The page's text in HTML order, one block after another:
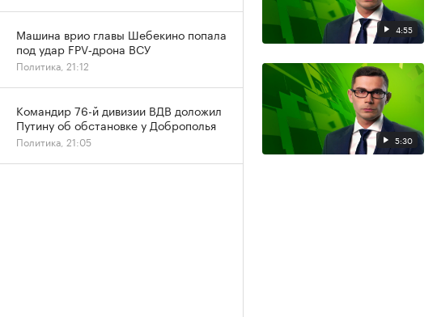
4:55
5:30
Машина врио главы Шебекино попала
под удар FPV‑дрона ВСУ
Политика, 21:12
Командир 76-й дивизии ВДВ доложил
Путину об обстановке у Доброполья
Политика, 21:05